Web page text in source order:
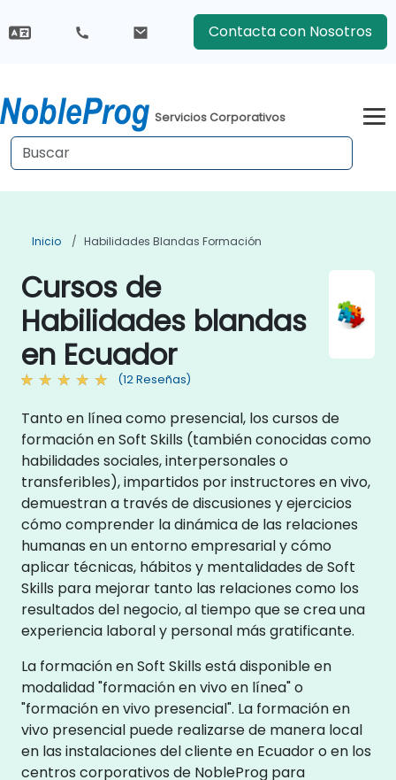
Contacta con Nosotros
Servicios Corporativos
Inicio Habilidades Blandas Formación
Cursos de
Habilidades blandas
en Ecuador
(12 Reseñas)
Tanto en línea como presencial, los cursos de
formación en Soft Skills (también conocidas como
habilidades sociales, interpersonales o
transferibles), impartidos por instructores en vivo,
demuestran a través de discusiones y ejercicios
cómo comprender la dinámica de las relaciones
humanas en un entorno empresarial y cómo
aplicar técnicas, hábitos y mentalidades de Soft
Skills para mejorar tanto las relaciones como los
resultados del negocio, al tiempo que se crea una
experiencia laboral y personal más gratificante.
La formación en Soft Skills está disponible en
modalidad "formación en vivo en línea" o
"formación en vivo presencial". La formación en
vivo presencial puede realizarse de manera local
en las instalaciones del cliente en Ecuador o en los
centros corporativos de NobleProg para